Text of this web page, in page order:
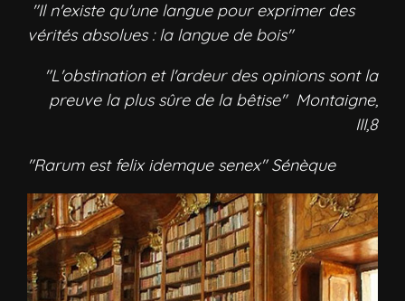
"Il n'existe qu'une langue pour exprimer des
vérités absolues : la langue de bois"
"L'obstination et l'ardeur des opinions sont la
preuve la plus sûre de la bêtise" Montaigne,
III,8
"Rarum est felix idemque senex" Sénèque